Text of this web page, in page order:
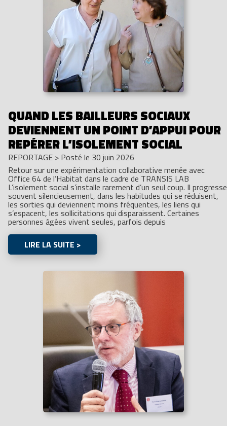
QUAND LES BAILLEURS SOCIAUX
DEVIENNENT UN POINT D’APPUI POUR
REPÉRER L’ISOLEMENT SOCIAL
REPORTAGE > Posté le 30 juin 2026
Retour sur une expérimentation collaborative menée avec
Office 64 de l’Habitat dans le cadre de TRANSIS LAB
L’isolement social s’installe rarement d’un seul coup. Il progresse
souvent silencieusement, dans les habitudes qui se réduisent,
les sorties qui deviennent moins fréquentes, les liens qui
s’espacent, les sollicitations qui disparaissent. Certaines
personnes âgées vivent seules, parfois depuis
LIRE LA SUITE >